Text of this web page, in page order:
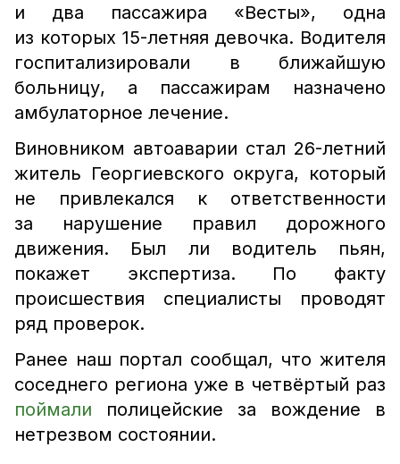
и два пассажира «Весты», одна
из которых 15-летняя девочка. Водителя
госпитализировали в ближайшую
больницу, а пассажирам назначено
амбулаторное лечение.
Виновником автоаварии стал 26-летний
житель Георгиевского округа, который
не привлекался к ответственности
за нарушение правил дорожного
движения. Был ли водитель пьян,
покажет экспертиза. По факту
происшествия специалисты проводят
ряд проверок.
Ранее наш портал сообщал, что жителя
соседнего региона уже в четвёртый раз
поймали полицейские за вождение в
нетрезвом состоянии.